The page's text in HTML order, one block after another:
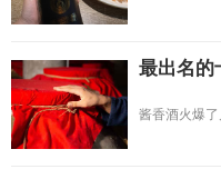
最出名的
酱香酒火爆